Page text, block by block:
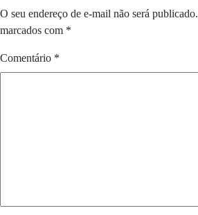
O seu endereço de e-mail não será publicado.
marcados com *
Comentário *